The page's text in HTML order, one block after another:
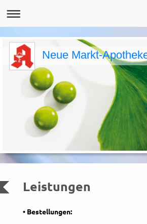
Neue Markt-
Leistungen
• Bestellungen: